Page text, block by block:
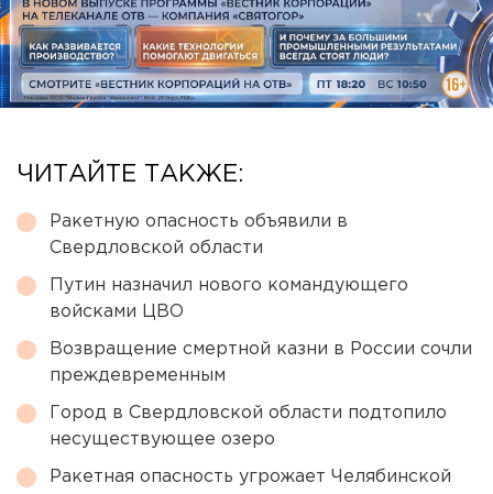
ЧИТАЙТЕ ТАКЖЕ:
Ракетную опасность объявили в
Свердловской области
Путин назначил нового командующего
войсками ЦВО
Возвращение смертной казни в России сочли
преждевременным
Город в Свердловской области подтопило
несуществующее озеро
Ракетная опасность угрожает Челябинской